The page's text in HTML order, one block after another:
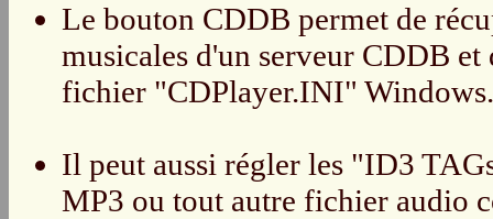
Le bouton CDDB permet de
musicales d'un serveur CDDB et
fichier "CDPlayer.INI" Windows.
Il peut aussi régler les "ID3
MP3 ou tout autre fichier audio